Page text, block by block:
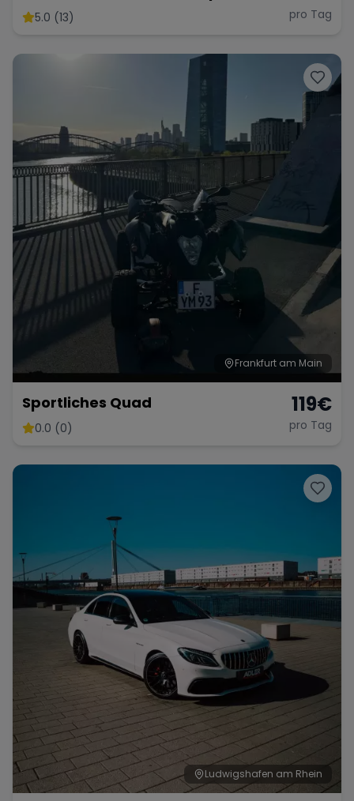
5.0 (13) pro Tag
Frankfurt am Main
Sportliches Quad
0.0 (0)
119€
pro Tag
Ludwigshafen am Rhein